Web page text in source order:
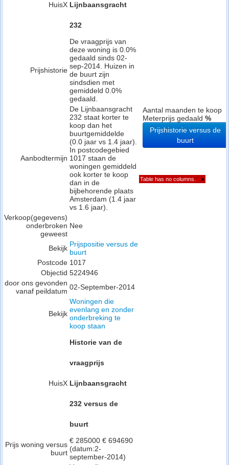
HuisX Lijnbaansgracht
232
Prijshistorie
De vraagprijs van
deze woning is 0.0%
gedaald sinds 02-
sep-2014. Huizen in
de buurt zijn
sindsdien met
gemiddeld 0.0%
gedaald.
Aanbodtermijn
De Lijnbaansgracht
232 staat korter te
koop dan het
buurtgemiddelde
(0.0 jaar vs 1.4 jaar).
In postcodegebied
1017 staan de
woningen gemiddeld
ook korter te koop
dan in de
bijbehorende plaats
Amsterdam (1.4 jaar
vs 1.6 jaar).
Verkoop(gegevens)
onderbroken
geweest
Nee
Bekijk Prijspositie versus de
buurt
Postcode 1017
Objectid 5224946
door ons gevonden
vanaf peildatum 02-September-2014
Bekijk
Woningen die
evenlang en zonder
onderbreking te
koop staan
HuisX
Historie van de
vraagprijs
Lijnbaansgracht
232 versus de
buurt
Prijs woning versus
buurt
€ 285000 € 694690
(datum:2-
september-2014)
Aantal maanden te koop
Meterprijs gedaald %
Prijshistorie versus de
buurt
Table has no columns. ×